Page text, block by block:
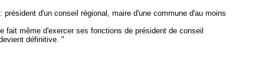
d'un conseil régional, maire d'une commune d'au moins
même d'exercer ses fonctions de président de conseil
définitive. "